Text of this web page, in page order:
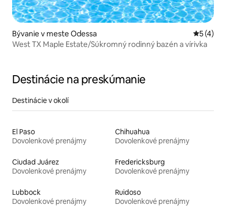
Bývanie v meste Odessa
5 (4)
West TX Maple Estate/Súkromný rodinný bazén a vírivka
Destinácie na preskúmanie
Destinácie v okolí
El Paso
Dovolenkové prenájmy
Chihuahua
Dovolenkové prenájmy
Ciudad Juárez
Dovolenkové prenájmy
Fredericksburg
Dovolenkové prenájmy
Lubbock
Dovolenkové prenájmy
Ruidoso
Dovolenkové prenájmy